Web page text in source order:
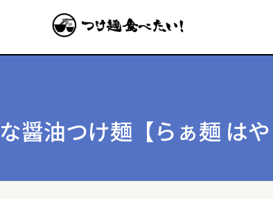
醤油つけ麺【らぁ麺 は